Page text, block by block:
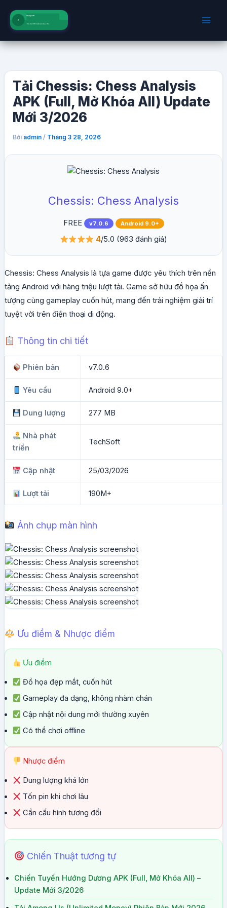
dung
Tải Chessis: Chess Analysis
APK (Full, Mở Khóa All) Update
Mới 3/2026
Bởi admin / Tháng 3 28, 2026
Chessis: Chess Analysis
FREE v7.0.6 Android 9.0+
4/5.0 (963 đánh giá)
Chessis: Chess Analysis là tựa game được yêu thích trên nền
tảng Android với hàng triệu lượt tải. Game sở hữu đồ họa ấn
tượng cùng gameplay cuốn hút, mang đến trải nghiệm giải trí
tuyệt vời trên điện thoại di động.
Thông tin chi tiết
Phiên bản v7.0.6
Yêu cầu Android 9.0+
Dung lượng 277 MB
Nhà phát
triển
TechSoft
Cập nhật 25/03/2026
Lượt tải 190M+
Ảnh chụp màn hình
Ưu điểm & Nhược điểm
Ưu điểm
Đồ họa đẹp mắt, cuốn hút
Gameplay đa dạng, không nhàm chán
Cập nhật nội dung mới thường xuyên
Có thể chơi offline
Nhược điểm
Dung lượng khá lớn
Tốn pin khi chơi lâu
Cần cấu hình tương đối
Chiến Thuật tương tự
Chiến Tuyến Hướng Dương APK (Full, Mở Khóa All) –
Update Mới 3/2026